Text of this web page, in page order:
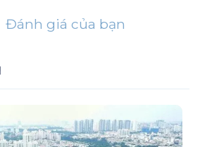
Đánh giá của bạn